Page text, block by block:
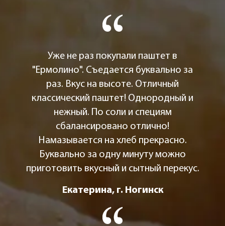
Уже не раз покупали паштет в
"Ермолино". Съедается буквально за
раз. Вкус на высоте. Отличный
классический паштет! Однородный и
нежный. По соли и специям
сбалансировано отлично!
Намазывается на хлеб прекрасно.
Буквально за одну минуту можно
приготовить вкусный и сытный перекус.
Екатерина, г. Ногинск